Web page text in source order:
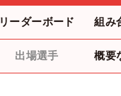
リーダーボード 組み
出場選手 概要